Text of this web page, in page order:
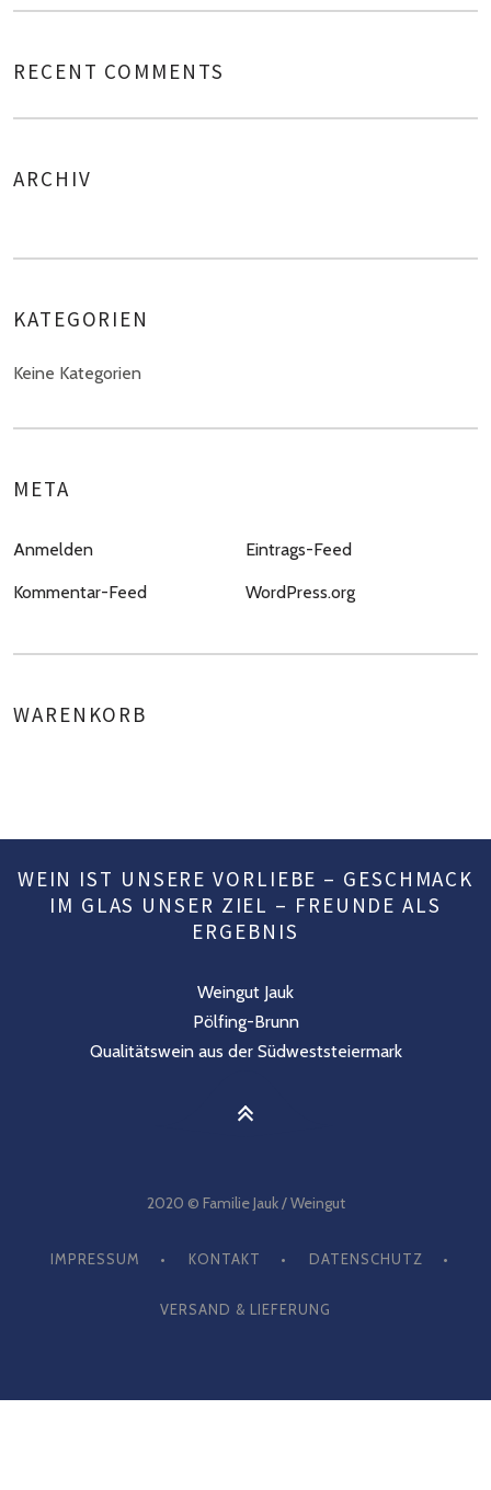
RECENT COMMENTS
ARCHIV
KATEGORIEN
Keine Kategorien
META
Anmelden Eintrags-Feed
Kommentar-Feed WordPress.org
WARENKORB
WEIN IST UNSERE VORLIEBE – GESCHMACK
IM GLAS UNSER ZIEL – FREUNDE ALS
ERGEBNIS
Weingut Jauk
Pölfing-Brunn
Qualitätswein aus der Südweststeiermark
2020 © Familie Jauk / Weingut
IMPRESSUM KONTAKT DATENSCHUTZ
VERSAND & LIEFERUNG